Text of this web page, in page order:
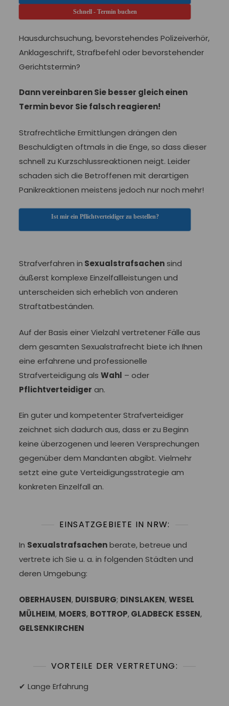
Schnell - Termin buchen
Hausdurchsuchung, bevorstehendes Polizeiverhör,
Anklageschrift, Strafbefehl oder bevorstehender
Gerichtstermin?
Dann vereinbaren Sie besser gleich einen
Termin bevor Sie falsch reagieren!
Strafrechtliche Ermittlungen drängen den
Beschuldigten oftmals in die Enge, so dass dieser
schnell zu Kurzschlussreaktionen neigt. Leider
schaden sich die Betroffenen mit derartigen
Panikreaktionen meistens jedoch nur noch mehr!
Ist mir ein Pflichtverteidiger zu bestellen?
Strafverfahren in Sexualstrafsachensind
äußerst komplexe Einzelfallleistungen und
unterscheiden sich erheblich von anderen
Straftatbeständen.
Auf der Basis einer Vielzahl vertretener Fälle aus
dem gesamten Sexualstrafrecht biete ich Ihnen
eine erfahrene und professionelle
Strafverteidigung alsWahl – oder
Pflichtverteidiger an.
Ein guter und kompetenter Strafverteidiger
zeichnet sich dadurch aus, dass er zu Beginn
keine überzogenen und leeren Versprechungen
gegenüber dem Mandanten abgibt. Vielmehr
setzt eine gute Verteidigungsstrategie am
konkreten Einzelfall an.
EINSATZGEBIETE IN NRW:
In Sexualstrafsachenberate, betreue und
vertrete ich Sie u. a. in folgenden Städten und
deren Umgebung:
OBERHAUSEN, DUISBURG; DINSLAKEN,WESEL
MÜLHEIM, MOERS, BOTTROP,GLADBECK ESSEN,
GELSENKIRCHEN
VORTEILE DER VERTRETUNG:
✔ Lange Erfahrung